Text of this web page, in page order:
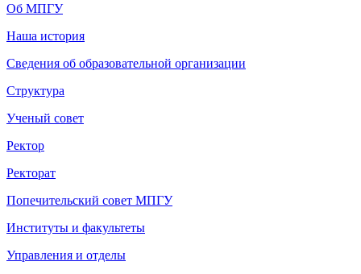
Об МПГУ
Наша история
Сведения об образовательной организации
Структура
Ученый совет
Ректор
Ректорат
Попечительский совет МПГУ
Институты и факультеты
Управления и отделы